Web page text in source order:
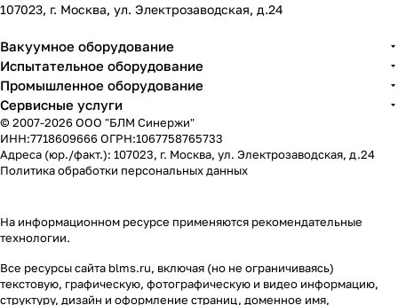
107023, г. Москва, ул. Электрозаводская, д.24
Вакуумное оборудование
Испытательное оборудование
Промышленное оборудование
Сервисные услуги
© 2007-2026 ООО "БЛМ Синержи"
ИНН:7718609666 ОГРН:1067758765733
Адреса (юр./факт.): 107023, г. Москва, ул. Электрозаводская, д.24
Политика обработки персональных данных
На информационном ресурсе применяются рекомендательные
технологии.
Все ресурсы сайта blms.ru, включая (но не ограничиваясь)
текстовую, графическую, фотографическую и видео информацию,
структуру, дизайн и оформление страниц, доменное имя,